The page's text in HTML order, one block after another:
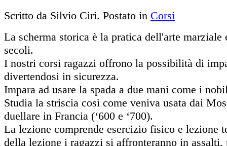
Scritto da Silvio Ciri. Postato in Corsi
La scherma storica è la pratica dell'arte marziale
secoli.
I nostri corsi ragazzi offrono la possibilità di
divertendosi in sicurezza.
Impara ad usare la spada a due mani come i
Studia la striscia così come veniva usata dai
duellare in Francia (‘600 e ‘700).
La lezione comprende esercizio fisico e lezione
della lezione i ragazzi si affronteranno in assalti,